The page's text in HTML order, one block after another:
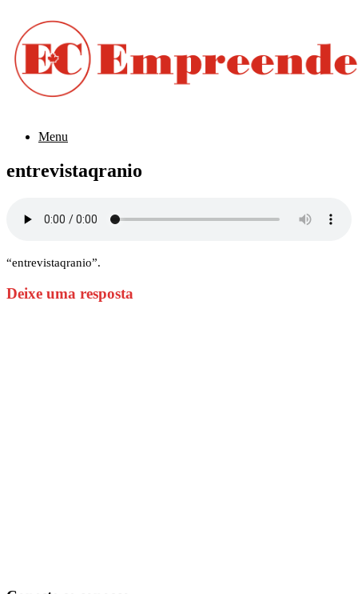
Menu
entrevistaqranio
“entrevistaqranio”.
Deixe uma resposta